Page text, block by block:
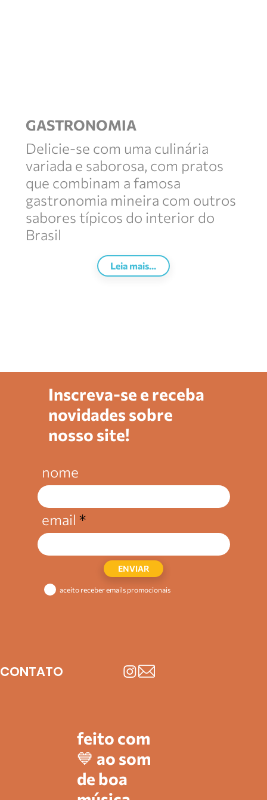
GASTRONOMIA
Delicie-se com uma culinária
variada e saborosa, com pratos
que combinam a famosa
gastronomia mineira com outros
sabores típicos do interior do
Brasil
Leia mais...
CONTATO
Inscreva-se e receba
novidades sobre
nosso site!
nome
aceito receber emails promocionais
ENVIAR
email
feito com
💙 ao som
de boa